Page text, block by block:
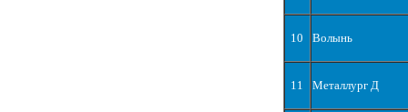
10 Волынь
11 Металлург Д